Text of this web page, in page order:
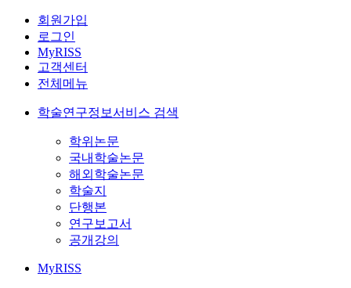
회원가입
로그인
MyRISS
고객센터
전체메뉴
학술연구정보서비스 검색
학위논문
국내학술논문
해외학술논문
학술지
단행본
연구보고서
공개강의
MyRISS